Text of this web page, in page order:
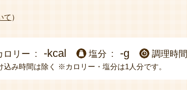
て ）
ロリー -kcal 塩分 -g 調理時間
み時間は除く ※カロリー・塩分は1人分です。